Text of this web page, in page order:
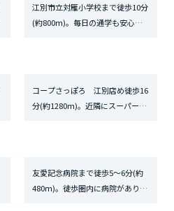
江別市立対雁小学校まで徒歩10分
(約800ｍ)。毎日の通学も安心
コープさっぽろ 江別店め徒歩16
分(約1280ｍ)。近隣にスーパーが
友愛記念病院まで徒歩5～6分(約
480ｍ)。徒歩圏内に病院があり、